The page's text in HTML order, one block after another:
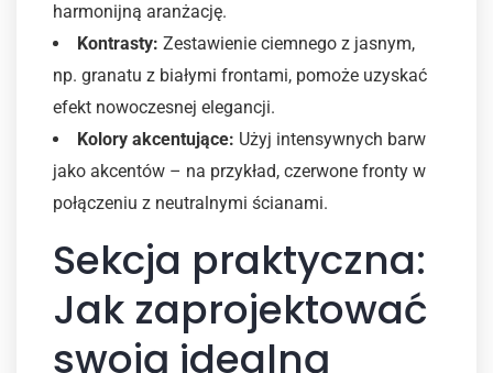
harmonijną aranżację.
Kontrasty: Zestawienie ciemnego z jasnym,
np. granatu z białymi frontami, pomoże uzyskać
efekt nowoczesnej elegancji.
Kolory akcentujące: Użyj intensywnych barw
jako akcentów – na przykład, czerwone fronty w
połączeniu z neutralnymi ścianami.
Sekcja praktyczna:
Jak zaprojektować
swoją idealną